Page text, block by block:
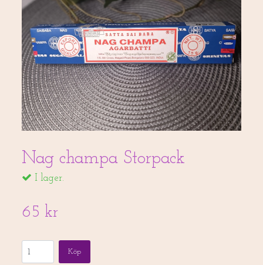
Nag champa Storpack
I lager.
65 kr
Köp